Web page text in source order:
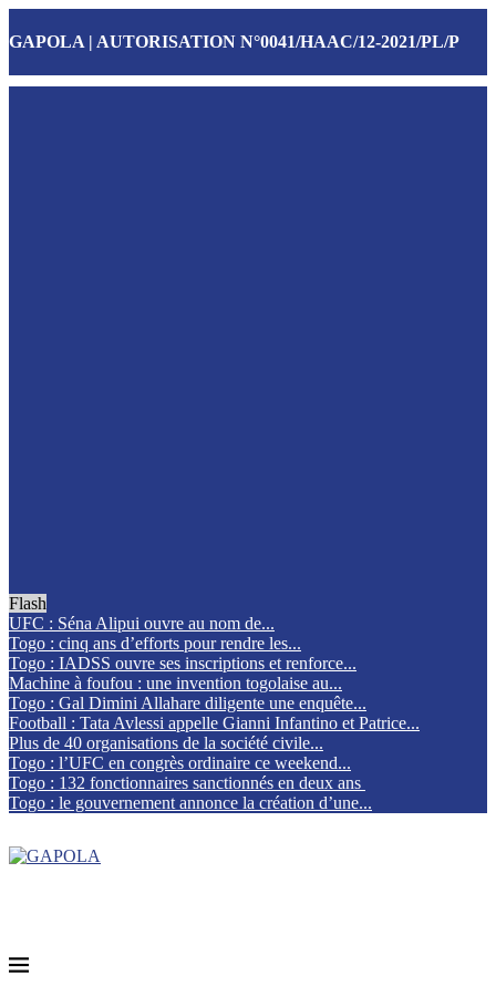
GAPOLA | AUTORISATION N°0041/HAAC/12-2021/PL/P
Flash
UFC : Séna Alipui ouvre au nom de...
Togo : cinq ans d’efforts pour rendre les...
Togo : IADSS ouvre ses inscriptions et renforce...
Machine à foufou : une invention togolaise au...
Togo : Gal Dimini Allahare diligente une enquête...
Football : Tata Avlessi appelle Gianni Infantino et Patrice...
Plus de 40 organisations de la société civile...
Togo : l’UFC en congrès ordinaire ce weekend...
Togo : 132 fonctionnaires sanctionnés en deux ans
Togo : le gouvernement annonce la création d’une...